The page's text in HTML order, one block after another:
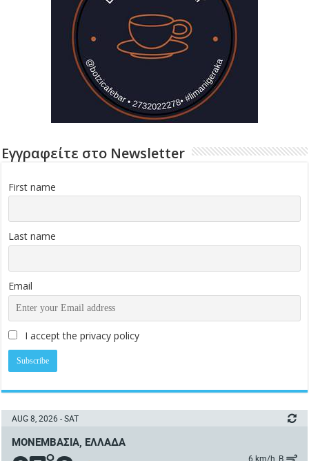
Εγγραφείτε στο Newsletter
First name
Last name
Email
I accept the privacy policy
AUG 8, 2026 - SAT
ΜΟΝΕΜΒΑΣΙΆ, ΕΛΛΆΔΑ
6 km/h, Β